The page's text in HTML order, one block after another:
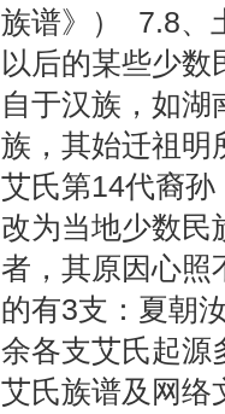
族谱》） 7.8、
以后的某些少
自于汉族，如
族，其始迁祖明
艾氏第14代裔
改为当地少数民
者，其原因心
的有3支：夏朝
余各支艾氏起源
艾氏族谱及网络